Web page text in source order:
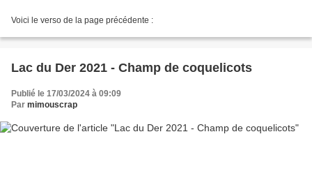
Voici le verso de la page précédente :
Lac du Der 2021 - Champ de coquelicots
Publié le 17/03/2024 à 09:09
Par mimouscrap